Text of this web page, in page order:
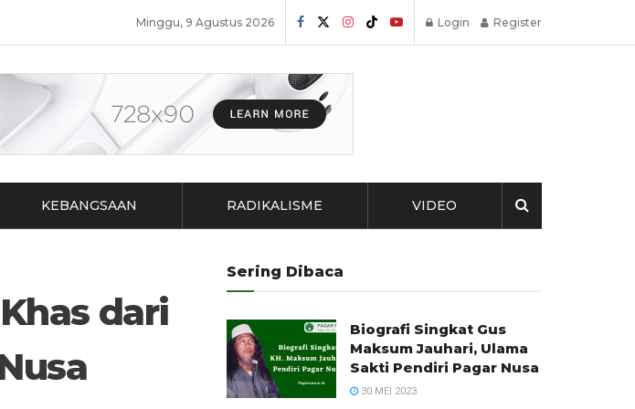
Minggu, 9 Agustus 2026 Login Register
KEBANGSAAN RADIKALISME VIDEO
dari
Sering Dibaca
Biografi Singkat Gus
Maksum Jauhari, Ulama
Sakti Pendiri Pagar Nusa
30 MEI 2023